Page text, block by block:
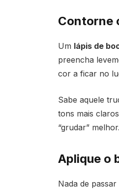
Contorne
Um lápis de
preencha
cor a ficar no
Sabe aquele
tons mais
“grudar” melhor.
Aplique o
Nada de passar